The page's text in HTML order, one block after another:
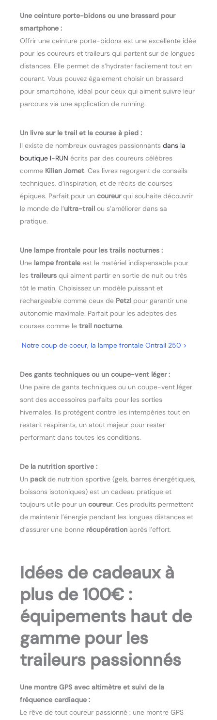
Une ceinture porte-bidons ou une brassard pour
smartphone :
Offrir une ceinture porte-bidons est une excellente idée
pour les coureurs et traileurs qui partent sur de longues
distances. Elle permet de s’hydrater facilement tout en
courant. Vous pouvez également choisir un brassard
pour smartphone, idéal pour ceux qui aiment suivre leur
parcours via une application de running.
Un livre sur le trail et la course à pied :
Il existe de nombreux ouvrages passionnantsdans la
boutique I-RUN écrits par des coureurs célèbres
comme Kilian Jornet. Ces livres regorgent de conseils
techniques, d’inspiration, et de récits de courses
épiques. Parfait pour uncoureurqui souhaite découvrir
le monde de l’ultra-trail ou s’améliorer dans sa
pratique.
Une lampe frontale pour les trails nocturnes :
Une lampe frontale est le matériel indispensable pour
lestraileurs qui aiment partir en sortie de nuit ou très
tôt le matin. Choisissez un modèle puissant et
rechargeable comme ceux de Petzl pour garantir une
autonomie maximale. Parfait pour les adeptes des
courses comme letrail nocturne.
Notre coup de coeur, la lampe frontale Ontrail 250 >
Des gants techniques ou un coupe-vent léger :
Une paire de gants techniques ou un coupe-vent léger
sont des accessoires parfaits pour les sorties
hivernales. Ils protègent contre les intempéries tout en
restant respirants, un atout majeur pour rester
performant dans toutes les conditions.
De la nutrition sportive :
Un packde nutrition sportive (gels, barres énergétiques,
boissons isotoniques) est un cadeau pratique et
toujours utile pour uncoureur. Ces produits permettent
de maintenir l’énergie pendant les longues distances et
d’assurer une bonne récupération après l’effort.
Idées de cadeaux à
plus de 100€ :
équipements haut de
gamme pour les
traileurs passionnés
Une montre GPS avec altimètre et suivi de la
fréquence cardiaque :
Le rêve de tout coureur passionné : une montre GPS